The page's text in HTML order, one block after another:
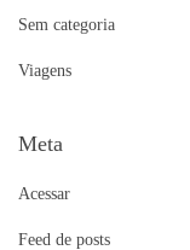
Sem categoria
Viagens
Meta
Acessar
Feed de posts